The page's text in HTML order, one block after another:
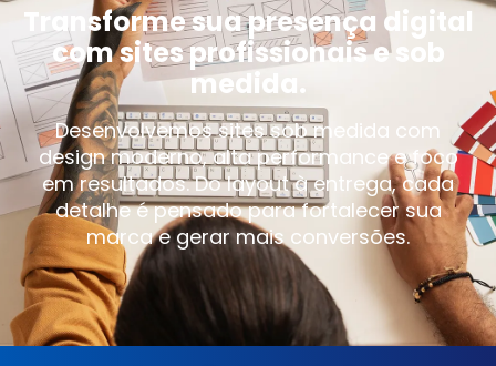
Transforme sua presença digital
com sites profissionais e sob
medida.
Desenvolvemos sites sob medida com
design moderno, alta performance e foco
em resultados. Do layout à entrega, cada
detalhe é pensado para fortalecer sua
marca e gerar mais conversões.